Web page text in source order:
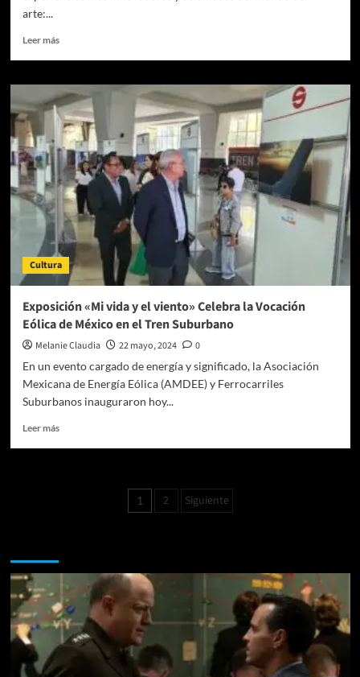
arte:...
Leer másLeer
‘Van
Gogh,
The
Immersive
Experience’
llega
a
la
CDMX
Cultura
Exposición «Mi vida y el viento» Celebra la Vocación
Eólica de México en el Tren Suburbano
Melanie Claudia 22 mayo, 2024
0
En un evento cargado de energía y significado, la Asociación
Mexicana de Energía Eólica (AMDEE) y Ferrocarriles
Suburbanos inauguraron hoy...
Leer másLeer
Celebra
Vocación
Eólica
de
México
el
Paginación
1 2 Siguiente